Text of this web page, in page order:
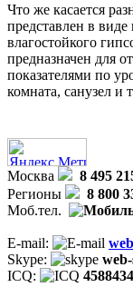
Что же касается
представлен в
влагостойкого
предназначен для
показателями по
комната, санузел и
Москва
8 495
Регионы
8 800
Моб.тел.
E-mail:
Skype:
ICQ: